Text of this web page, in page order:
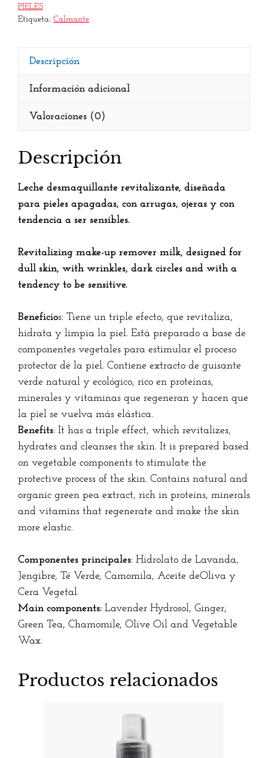
PIELES
Etiqueta: Calmante
Descripción
Información adicional
Valoraciones (0)
Descripción
Leche desmaquillante revitalizante, diseñada
para pieles apagadas, con arrugas, ojeras y con
tendencia a ser sensibles.
Revitalizing make-up remover milk, designed for
dull skin, with wrinkles, dark circles and with a
tendency to be sensitive.
Beneficios: Tiene un triple efecto, que revitaliza,
hidrata y limpia la piel. Está preparado a base de
componentes vegetales para estimular el proceso
protector de la piel. Contiene extracto de guisante
verde natural y ecológico, rico en proteínas,
minerales y vitaminas que regeneran y hacen que
la piel se vuelva más elástica.
Benefits: It has a triple effect, which revitalizes,
hydrates and cleanses the skin. It is prepared based
on vegetable components to stimulate the
protective process of the skin. Contains natural and
organic green pea extract, rich in proteins, minerals
and vitamins that regenerate and make the skin
more elastic.
Componentes principales: Hidrolato de Lavanda,
Jengibre, Té Verde, Camomila, Aceite deOliva y
Cera Vegetal.
Main components: Lavender Hydrosol, Ginger,
Green Tea, Chamomile, Olive Oil and Vegetable
Wax.
Productos relacionados